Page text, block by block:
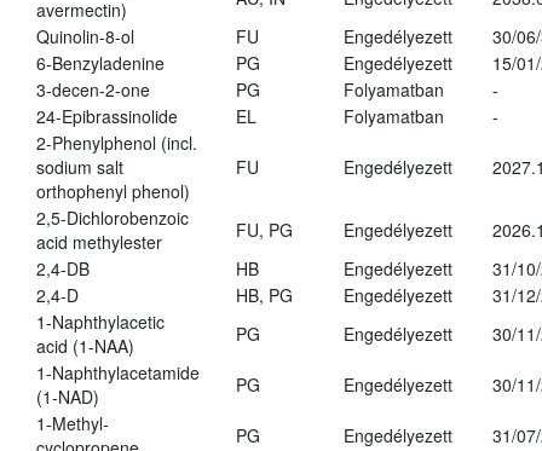
avermectin)
Quinolin-8-ol
FU Engedélyezett
30/
6-Benzyladenine
PG Engedélyezett
15/
3-decen-2-one
PG Folyamatban
-
24-Epibrassinolide
EL Folyamatban
-
2-Phenylphenol (incl.
sodium salt
orthophenyl phenol)
FU Engedélyezett
2,5-Dichlorobenzoic
acid methylester
FU, PG Engedélyezett
2,4-DB
HB Engedélyezett
31/
2,4-D
HB, PG Engedélyezett
31/
1-Naphthylacetic
acid (1-NAA)
PG Engedélyezett
30/
1-Naphthylacetamide
(1-NAD)
PG Engedélyezett
30/
1-Methyl-
PG Engedélyezett
31/